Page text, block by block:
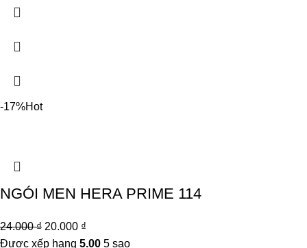
-17%Hot
NGÓI MEN HERA PRIME 114
24.000₫ 20.000 ₫
Được xếp hạng 5.00 5 sao